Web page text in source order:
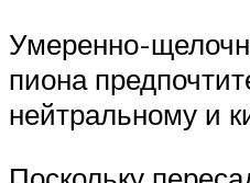
Умеренно-
пиона
нейтральному и